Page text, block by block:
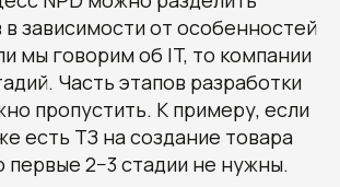
в зависимости от особенностей
мы говорим об IT, то компании
Часть этапов разработки
пропустить. К примеру, если
есть ТЗ на создание товара
первые 2−3 стадии не нужны.